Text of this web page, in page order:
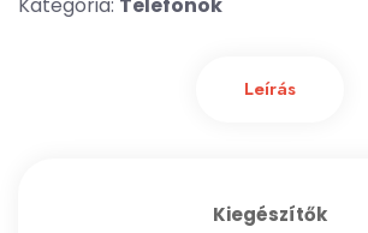
Leírás
Kiegészítők